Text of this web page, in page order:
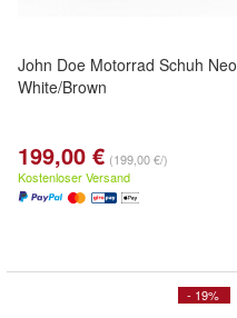
John Doe Motorrad Schuh Neo
White/Brown
199,00 € (199,00 €/)
Kostenloser Versand
- 19%